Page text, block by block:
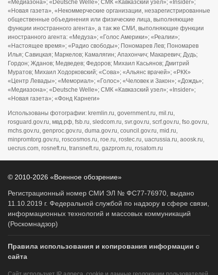
«Медиазона»; «Deutsche Welle»; СМК «Кавказский узел»; «Insider»;
«Новая газета», «Некоммерческие организации, незарегистрированные
общественные объединения или физические лица, выполняющие
функции иностранного агента», а так же СМИ, выполняющие функции
иностранного агента: «Медуза»; «Голос Америки»; «Реалии»;
«Настоящее время»; «Радио свободы»; Пономарев Лев; Пономарев
Илья; Савицкая; Маркелов; Камалягин; Апахончич; Макаревич; Дудь;
Гордон; Жданов; Медведев; Федоров; Михаил Касьянов; Дмитрий
Муратов; Михаил Ходорковский; «Сова»; «Альянс врачей»; «РКК»
«Центр Левады»; «Мемориал»; «Голос»; «Человек и Закон»; «Дождь»;
«Медиазона»; «Deutsche Welle»; СМК «Кавказский узел»; «Insider»;
«Новая газета»; «Фонд Карнеги»
Использованы фотографии: kremlin.ru, government.ru, mil.ru,
rosguard.gov.ru, мвд.рф, fsb.ru, sledcom.ru, svr.gov.ru, scrf.gov.ru, fso.gov.ru,
mchs.gov.ru, genproc.gov.ru, duma.gov.ru, council.gov.ru, mid.ru,
minpromtorg.gov.ru, roscosmos.ru, roe.ru, rostec.ru, uacrussia.ru, aoosk.ru,
uecrus.com, rosneft.ru, transneft.ru, gazprom.ru, rosatom.ru
© 2010-2026 «Военное обозрение»
Регистрационный номер СМИ ЭЛ № ФС77-76970, выдано
11.10.2019 г. Федеральной службой по надзору в сфере связи,
информационных технологий и массовых коммуникаций
(Роскомнадзор)
Правила использования и копирования информации с
сайта